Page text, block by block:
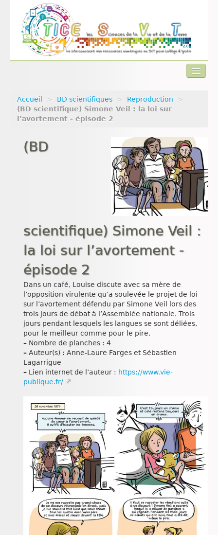
Actualités
Qui sommes-nous ?
Accueil > BD scientifiques > Reproduction
>
(BD scientifique) Simone Veil : la loi sur
l’avortement - épisode 2
(BD
scientifique) Simone Veil :
la loi sur l’avortement -
épisode 2
Dans un café, Louise discute avec sa mère de
l’opposition virulente qu’a soulevée le projet de loi
sur l’avortement défendu par Simone Veil lors des
trois jours de débat à l’Assemblée nationale. Trois
jours pendant lesquels les langues se sont déliées,
pour le meilleur comme pour le pire.
– Nombre de planches : 4
– Auteur(s) : Anne-Laure Farges et Sébastien
Lagarrigue
– Lien internet de l’auteur : https://www.vie-
publique.fr/